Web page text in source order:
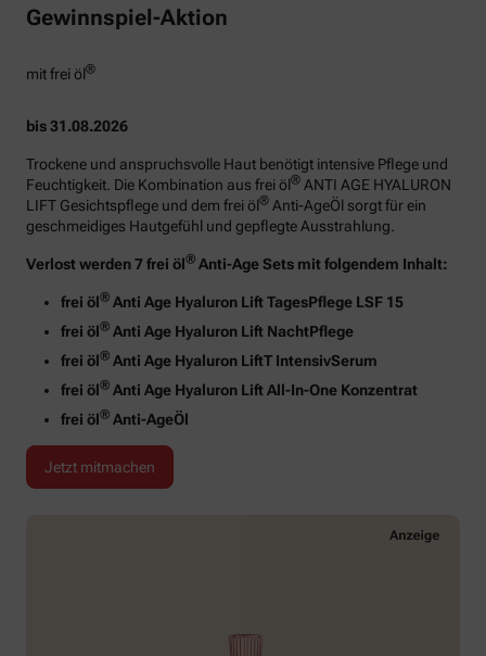
Gewinnspiel-Aktion
mit frei öl®
bis 31.08.2026
Trockene und anspruchsvolle Haut benötigt intensive Pflege und
Feuchtigkeit. Die Kombination aus frei öl® ANTI AGE HYALURON
LIFT Gesichtspflege und dem frei öl® Anti-AgeÖl sorgt für ein
geschmeidiges Hautgefühl und gepflegte Ausstrahlung.
Verlost werden 7 frei öl® Anti-Age Sets mit folgendem Inhalt:
frei öl® Anti Age Hyaluron Lift TagesPflege LSF 15
frei öl® Anti Age Hyaluron Lift NachtPflege
frei öl® Anti Age Hyaluron LiftT IntensivSerum
frei öl® Anti Age Hyaluron Lift All-In-One Konzentrat
frei öl® Anti-AgeÖl
Jetzt mitmachen